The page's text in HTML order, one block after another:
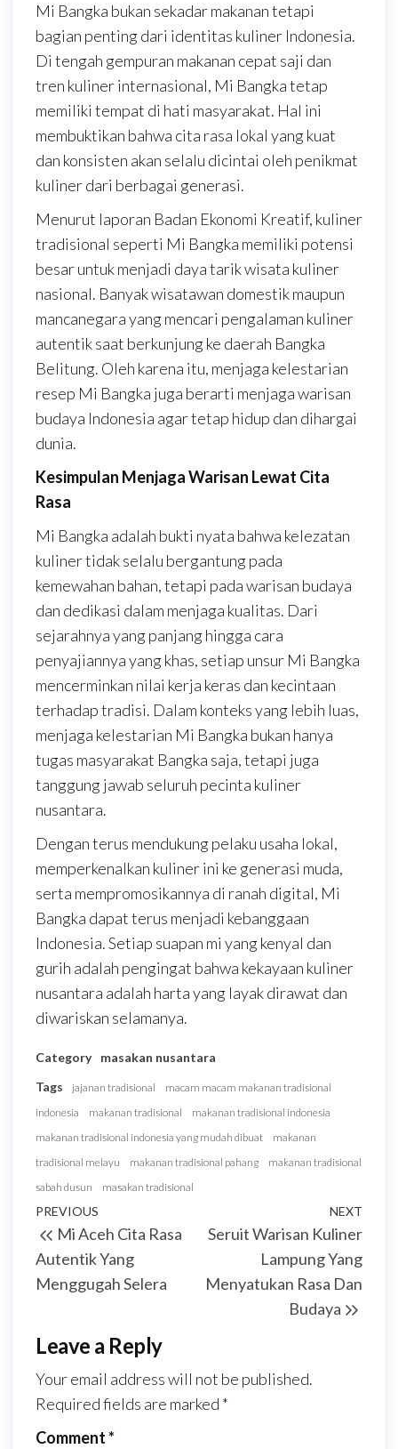
Mi Bangka bukan sekadar makanan tetapi
bagian penting dari identitas kuliner Indonesia.
Di tengah gempuran makanan cepat saji dan
tren kuliner internasional, Mi Bangka tetap
memiliki tempat di hati masyarakat. Hal ini
membuktikan bahwa cita rasa lokal yang kuat
dan konsisten akan selalu dicintai oleh penikmat
kuliner dari berbagai generasi.
Menurut laporan Badan Ekonomi Kreatif, kuliner
tradisional seperti Mi Bangka memiliki potensi
besar untuk menjadi daya tarik wisata kuliner
nasional. Banyak wisatawan domestik maupun
mancanegara yang mencari pengalaman kuliner
autentik saat berkunjung ke daerah Bangka
Belitung. Oleh karena itu, menjaga kelestarian
resep Mi Bangka juga berarti menjaga warisan
budaya Indonesia agar tetap hidup dan dihargai
dunia.
Kesimpulan Menjaga Warisan Lewat Cita
Rasa
Mi Bangka adalah bukti nyata bahwa kelezatan
kuliner tidak selalu bergantung pada
kemewahan bahan, tetapi pada warisan budaya
dan dedikasi dalam menjaga kualitas. Dari
sejarahnya yang panjang hingga cara
penyajiannya yang khas, setiap unsur Mi Bangka
mencerminkan nilai kerja keras dan kecintaan
terhadap tradisi. Dalam konteks yang lebih luas,
menjaga kelestarian Mi Bangka bukan hanya
tugas masyarakat Bangka saja, tetapi juga
tanggung jawab seluruh pecinta kuliner
nusantara.
Dengan terus mendukung pelaku usaha lokal,
memperkenalkan kuliner ini ke generasi muda,
serta mempromosikannya di ranah digital, Mi
Bangka dapat terus menjadi kebanggaan
Indonesia. Setiap suapan mi yang kenyal dan
gurih adalah pengingat bahwa kekayaan kuliner
nusantara adalah harta yang layak dirawat dan
diwariskan selamanya.
Category
masakan nusantara
Tags
jajanan tradisional
macam macam makanan tradisional
indonesia
makanan tradisional
makanan tradisional indonesia
makanan tradisional indonesia yang mudah dibuat
makanan
tradisional melayu
makanan tradisional pahang
makanan tradisional
sabah dusun
masakan tradisional
Post
navigation
Previous
Post
PREVIOUS
Mi Aceh Cita Rasa
Autentik Yang
Menggugah Selera
Post
NEXT
Seruit Warisan Kuliner
Lampung Yang
Menyatukan Rasa Dan
Budaya
Leave a Reply
Your email address will not be published.
Required fields are marked *
Comment*